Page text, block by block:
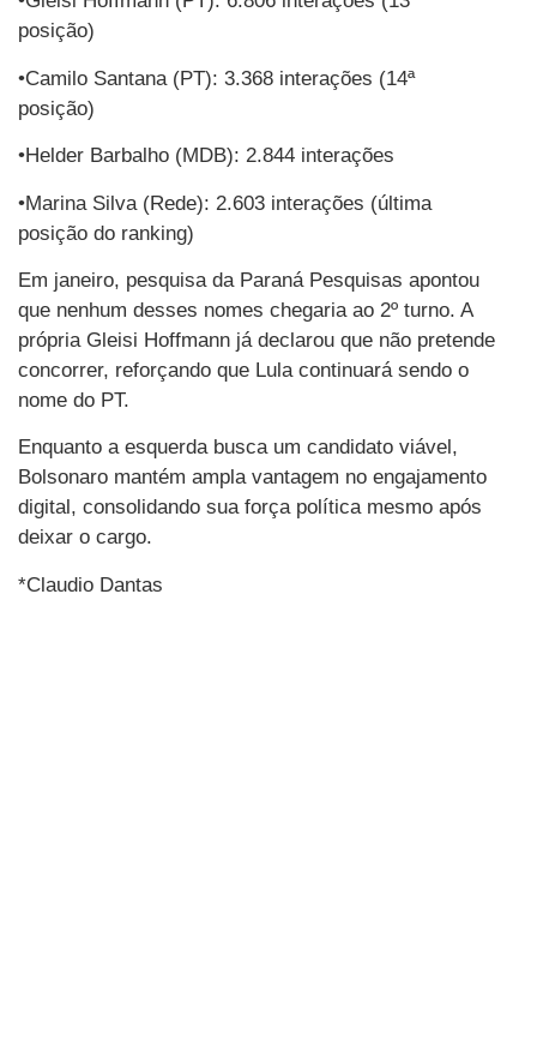
posição)
•Camilo Santana (PT): 3.368 interações (14ª
posição)
•Helder Barbalho (MDB): 2.844 interações
•Marina Silva (Rede): 2.603 interações (última
posição do ranking)
Em janeiro, pesquisa da Paraná Pesquisas apontou
que nenhum desses nomes chegaria ao 2º turno. A
própria Gleisi Hoffmann já declarou que não pretende
concorrer, reforçando que Lula continuará sendo o
nome do PT.
Enquanto a esquerda busca um candidato viável,
Bolsonaro mantém ampla vantagem no engajamento
digital, consolidando sua força política mesmo após
deixar o cargo.
*Claudio Dantas